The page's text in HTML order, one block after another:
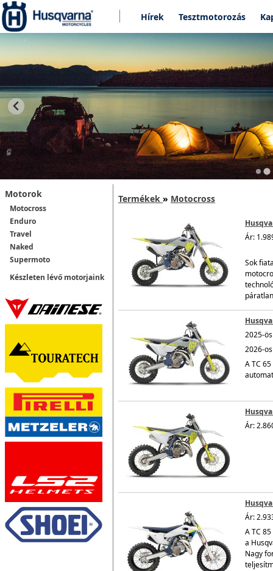
Hírek Tesztmotorozás
Motorok
Motocross
Enduro
Travel
Naked
Supermoto
Készleten lévő motorjaink
Termékek » Motocross
Ár:
Sok
2025-
2026-
A TC
Ár:
Ár:
A TC
a
Nagy